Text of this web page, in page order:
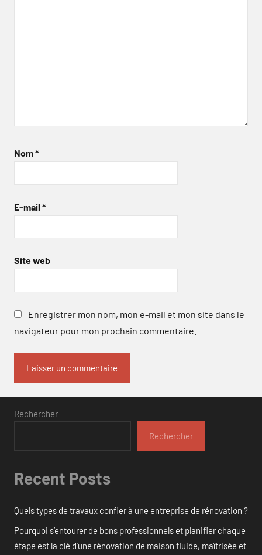
Nom*
E-mail *
Site web
Enregistrer mon nom, mon e-mail et mon site dans le
navigateur pour mon prochain commentaire.
Rechercher
Rechercher
Recent Posts
Quels types de travaux confier à une entreprise de rénovation ?
Pourquoi s’entourer de bons professionnels et planifier chaque
étape est la clé d’une rénovation de maison fluide, maîtrisée et